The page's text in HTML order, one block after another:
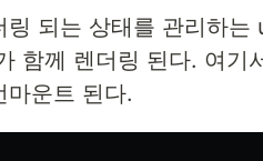
링 되는 상태를 관리하
함께 렌더링 된다. 여기
마운트 된다.